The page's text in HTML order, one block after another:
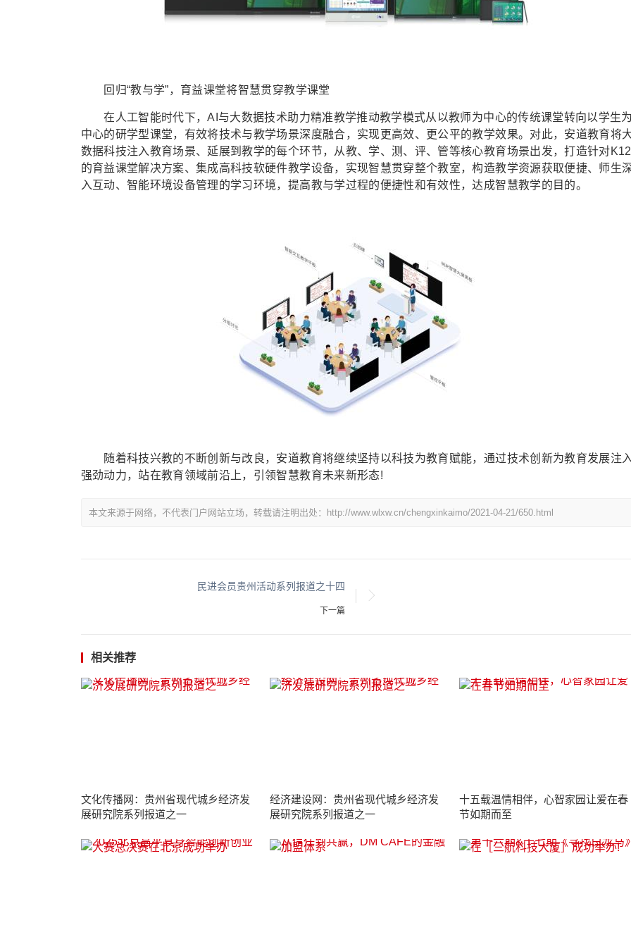
回归“教与学”，育益课堂将智慧贯穿教学课堂
在人工智能时代下，AI与大数据技术助力精准教学推动教学模式从以教师为中心的传统课堂转向以学生为
中心的研学型课堂，有效将技术与教学场景深度融合，实现更高效、更公平的教学效果。对此，安道教育将
数据科技注入教育场景、延展到教学的每个环节，从教、学、测、评、管等核心教育场景出发，打造针对K12
的育益课堂解决方案、集成高科技软硬件教学设备，实现智慧贯穿整个教室，构造教学资源获取便捷、师生
入互动、智能环境设备管理的学习环境，提高教与学过程的便捷性和有效性，达成智慧教学的目的。
随着科技兴教的不断创新与改良，安道教育将继续坚持以科技为教育赋能，通过技术创新为教育发展注入
强劲动力，站在教育领域前沿上，引领智慧教育未来新形态!
本文来源于网络，不代表门户网站立场，转载请注明出处：http://www.wlxw.cn/chengxinkaimo/2021-04-21/650.html
民进会员贵州活动系列报道之十四
下一篇
相关推荐
文化传播网：贵州省现代城乡经济发
展研究院系列报道之一
经济建设网：贵州省现代城乡经济发
展研究院系列报道之一
十五载温情相伴，心智家园让爱在春
节如期而至